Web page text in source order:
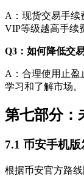
A：现货交易手续
VIP等级越高手续
Q3：如何降低交
A：合理使用止盈
学习和了解市场。
第七部分：
7.1 币安手机
根据币安官方路